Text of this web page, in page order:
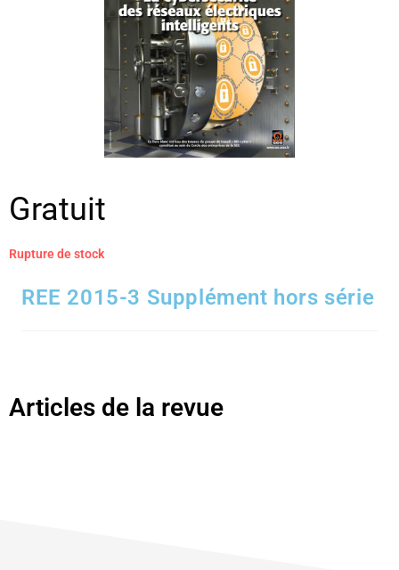
Gratuit
Rupture de stock
REE 2015-3 Supplément hors série
Articles de la revue